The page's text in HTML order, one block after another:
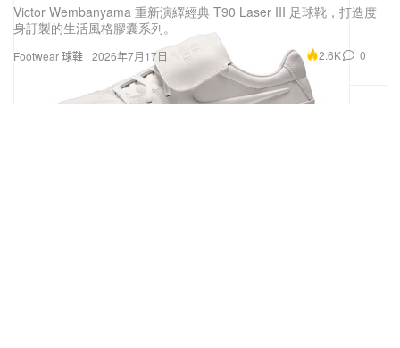
Footwear 球鞋
Victor Wembanyama 重新演繹經典 T90 Laser III 足球靴，打造度
身訂製的生活風格膠囊系列。
2026年7月17日 2.6K 0